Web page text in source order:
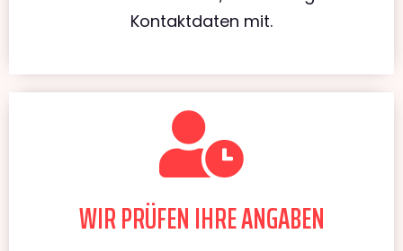
Kontaktdaten mit.
WIR PRÜFEN IHRE ANGABEN